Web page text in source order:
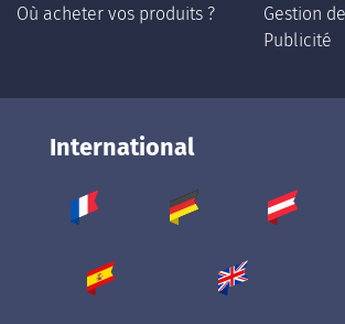
Où acheter vos produits ?
Gestion
Publicité
International